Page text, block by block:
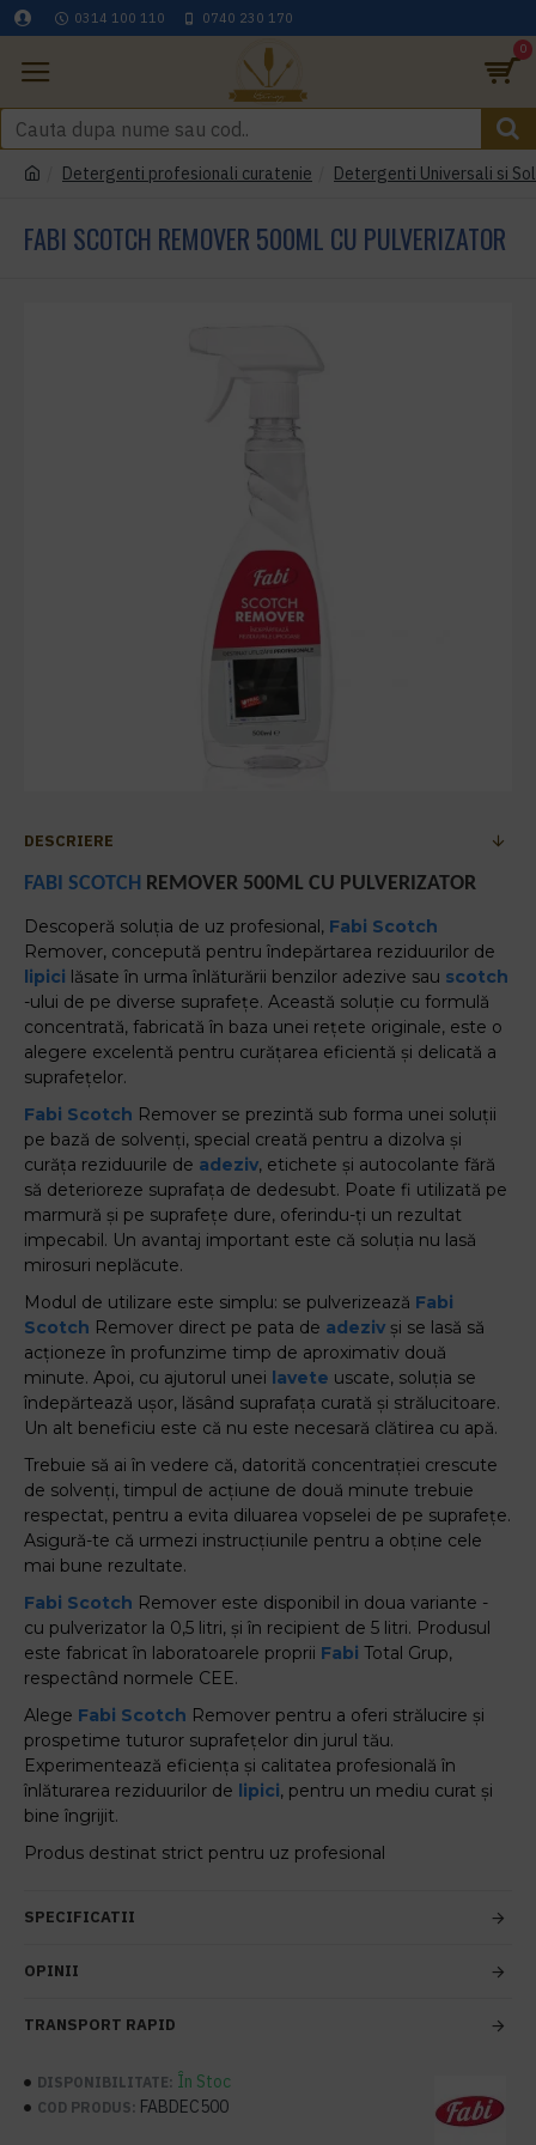
0314 100 110 0740 230 170
0
Detergenti profesionali curatenie Detergenti Universali si
FABI SCOTCH REMOVER 500ML CU PULVERIZATOR
DESCRIERE
FABI SCOTCH REMOVER 500ML CU PULVERIZATOR
Descoperă soluția de uz profesional, Fabi Scotch
Remover, concepută pentru îndepărtarea reziduurilor de
lipici lăsate în urma înlăturării benzilor adezive sau scotch
-ului de pe diverse suprafețe. Această soluție cu formulă
concentrată, fabricată în baza unei rețete originale, este o
alegere excelentă pentru curățarea eficientă și delicată a
suprafețelor.
Fabi Scotch Remover se prezintă sub forma unei soluții
pe bază de solvenți, special creată pentru a dizolva și
curăța reziduurile de adeziv, etichete și autocolante fără
să deterioreze suprafața de dedesubt. Poate fi utilizată pe
marmură și pe suprafețe dure, oferindu-ți un rezultat
impecabil. Un avantaj important este că soluția nu lasă
mirosuri neplăcute.
Modul de utilizare este simplu: se pulverizează Fabi
Scotch Remover direct pe pata de adeziv și se lasă să
acționeze în profunzime timp de aproximativ două
minute. Apoi, cu ajutorul unei lavete uscate, soluția se
îndepărtează ușor, lăsând suprafața curată și strălucitoare.
Un alt beneficiu este că nu este necesară clătirea cu apă.
Trebuie să ai în vedere că, datorită concentrației crescute
de solvenți, timpul de acțiune de două minute trebuie
respectat, pentru a evita diluarea vopselei de pe suprafețe.
Asigură-te că urmezi instrucțiunile pentru a obține cele
mai bune rezultate.
Fabi Scotch Remover este disponibil in doua variante -
cu pulverizator la 0,5 litri, și în recipient de 5 litri. Produsul
este fabricat în laboratoarele proprii Fabi Total Grup,
respectând normele CEE.
Alege Fabi Scotch Remover pentru a oferi strălucire și
prospetime tuturor suprafețelor din jurul tău.
Experimentează eficiența și calitatea profesională în
înlăturarea reziduurilor de lipici, pentru un mediu curat și
bine îngrijit.
Produs destinat strict pentru uz profesional
SPECIFICATII
OPINII
TRANSPORT RAPID
DISPONIBILITATE: În Stoc
COD PRODUS: FABDEC500